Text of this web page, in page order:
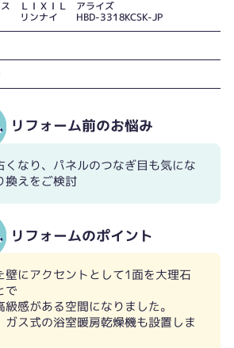
ス ＬＩＸＩＬ アライズ
リンナイ HBD-3318KCSK-JP
リフォーム前のお悩み
くなり、パネルのつなぎ目も気にな
換えをご検討
リフォームのポイント
壁にアクセントとして1面を大理石
で
感がある空間になりました。
ガス式の浴室暖房乾燥機も設置しま